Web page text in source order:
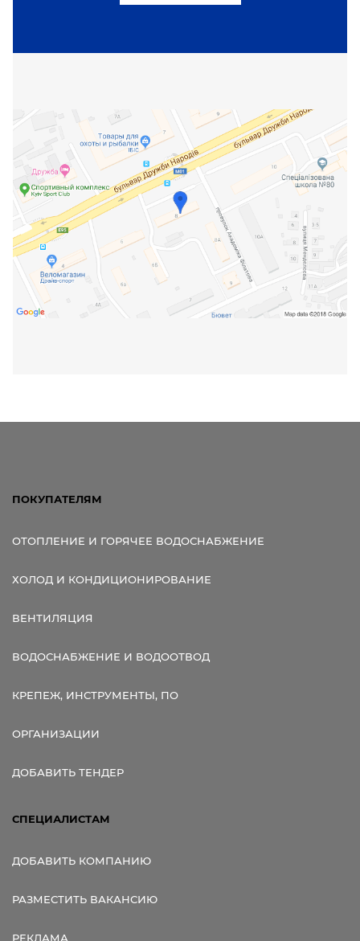
ПОКУПАТЕЛЯМ
ОТОПЛЕНИЕ И ГОРЯЧЕЕ ВОДОСНАБЖЕНИЕ
ХОЛОД И КОНДИЦИОНИРОВАНИЕ
ВЕНТИЛЯЦИЯ
ВОДОСНАБЖЕНИЕ И ВОДООТВОД
КРЕПЕЖ, ИНСТРУМЕНТЫ, ПО
ОРГАНИЗАЦИИ
ДОБАВИТЬ ТЕНДЕР
СПЕЦИАЛИСТАМ
ДОБАВИТЬ КОМПАНИЮ
РАЗМЕСТИТЬ ВАКАНСИЮ
РЕКЛАМА